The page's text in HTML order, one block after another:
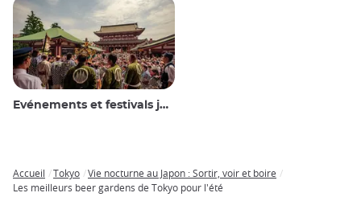
Evénements et festivals japonais
Breadcrumb
Accueil Tokyo
Vie nocturne au Japon : Sortir, voir et boire
Les meilleurs beer gardens de Tokyo pour l'été